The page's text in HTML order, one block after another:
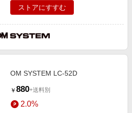
ストアにすすむ
OM SYSTEM LC-52D
￥ 880+送料別
2.0%